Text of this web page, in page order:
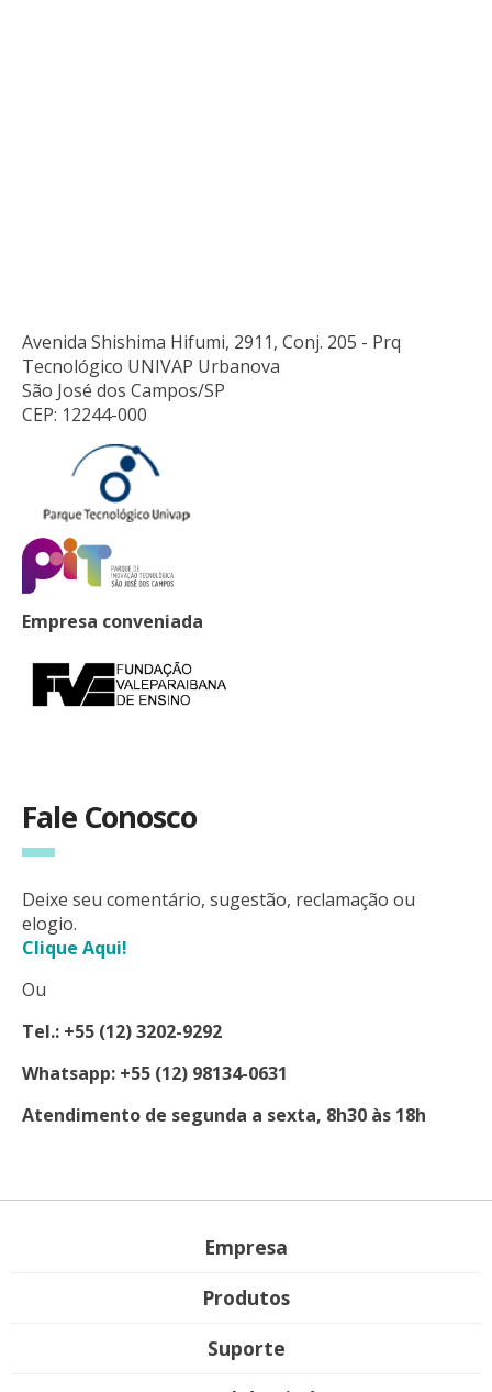
Avenida Shishima Hifumi, 2911, Conj. 205 - Prq
Tecnológico UNIVAP Urbanova
São José dos Campos/SP
CEP: 12244-000
Empresa conveniada
Fale Conosco
Deixe seu comentário, sugestão, reclamação ou
elogio.
Clique Aqui!
Ou
Tel.: +55 (12) 3202-9292
Whatsapp: +55 (12) 98134-0631
Atendimento de segunda a sexta, 8h30 às 18h
Empresa
Produtos
Suporte